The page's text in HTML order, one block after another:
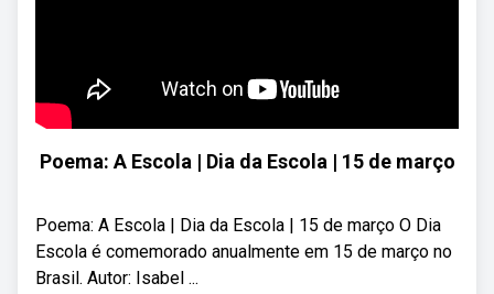
Poema: A Escola | Dia da Escola | 15 de março
Poema: A Escola | Dia da Escola | 15 de março O Dia
Escola é comemorado anualmente em 15 de março no
Brasil. Autor: Isabel ...